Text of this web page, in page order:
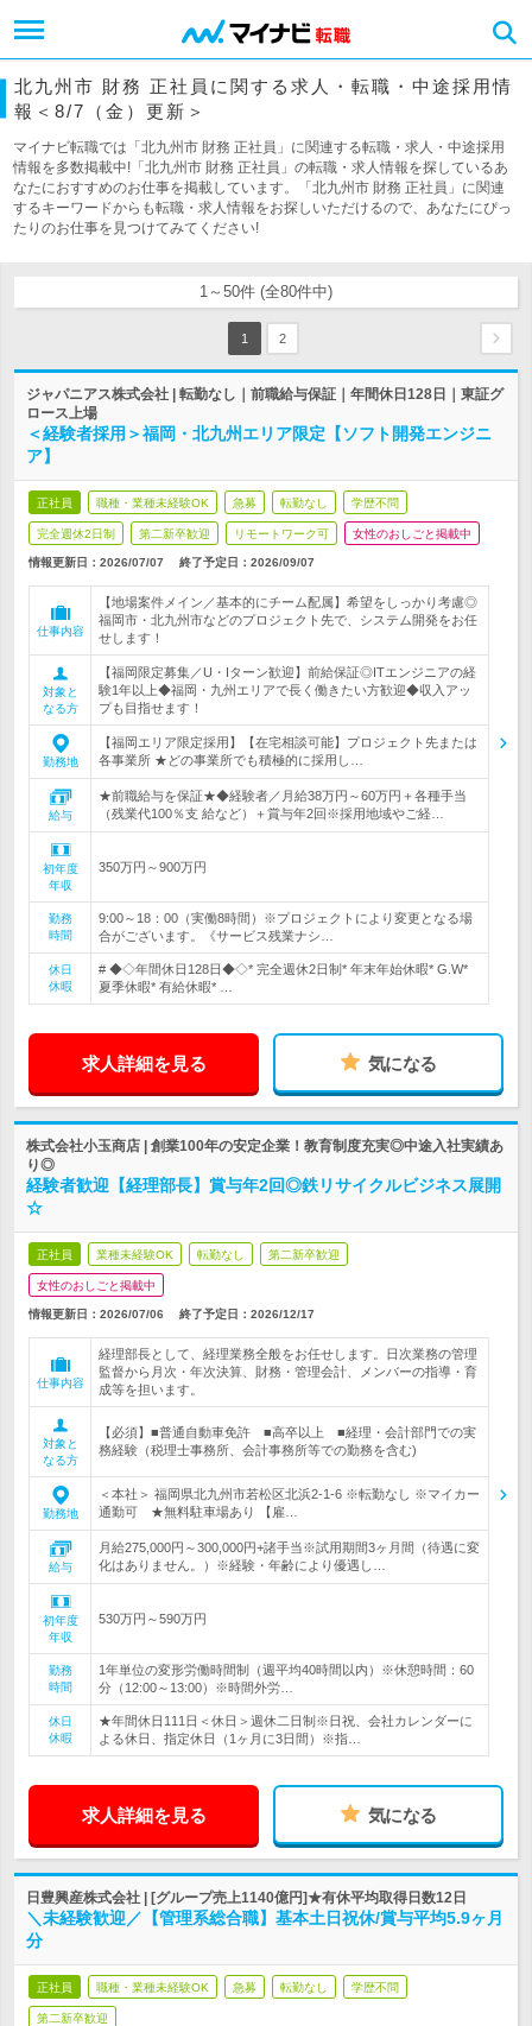
北九州市 財務 正社員に関する求人・転職・中途採用情
報＜8/7（金）更新＞
マイナビ転職では「北九州市 財務 正社員」に関連する転職・求人・中途採用
情報を多数掲載中!「北九州市 財務 正社員」の転職・求人情報を探しているあ
なたにおすすめのお仕事を掲載しています。「北九州市 財務 正社員」に関連
するキーワードからも転職・求人情報をお探しいただけるので、あなたにぴっ
たりのお仕事を見つけてみてください!
1～50件 (全80件中)
1 2
ジャパニアス株式会社 | 転勤なし｜前職給与保証｜年間休日128日｜東証グ
ロース上場
＜経験者採用＞福岡・北九州エリア限定【ソフト開発エンジニ
ア】
正社員 職種・業種未経験OK 急募 転勤なし 学歴不問
完全週休2日制 第二新卒歓迎 リモートワーク可 女性のおしごと掲載中
情報更新日：2026/07/07 終了予定日： 2026/09/07
仕事内容
【地場案件メイン／基本的にチーム配属】希望をしっかり考慮◎
福岡市・北九州市などのプロジェクト先で、システム開発をお任
せします！
対象と
なる方
【福岡限定募集／U・Iターン歓迎】前給保証◎ITエンジニアの経
験1年以上◆福岡・九州エリアで長く働きたい方歓迎◆収入アッ
プも目指せます！
勤務地
【福岡エリア限定採用】【在宅相談可能】プロジェクト先または
各事業所 ★どの事業所でも積極的に採用し…
給与
★前職給与を保証★◆経験者／月給38万円～60万円＋各種手当
（残業代100％支 給など）＋賞与年2回※採用地域やご経…
初年度
年収
350万円～900万円
勤務
時間
9:00～18：00（実働8時間）※プロジェクトにより変更となる場
合がございます。《サービス残業ナシ…
休日
休暇
# ◆◇年間休日128日◆◇* 完全週休2日制* 年末年始休暇* G.W*
夏季休暇* 有給休暇* …
求人詳細を見る 気になる
株式会社小玉商店 | 創業100年の安定企業！教育制度充実◎中途入社実績あ
り◎
経験者歓迎【経理部長】賞与年2回◎鉄リサイクルビジネス展開
☆
正社員 業種未経験OK 転勤なし 第二新卒歓迎
女性のおしごと掲載中
情報更新日：2026/07/06 終了予定日： 2026/12/17
仕事内容
経理部長として、経理業務全般をお任せします。日次業務の管理
監督から月次・年次決算、財務・管理会計、メンバーの指導・育
成等を担います。
対象と
なる方
【必須】■普通自動車免許 ■高卒以上 ■経理・会計部門での実
務経験（税理士事務所、会計事務所等での勤務を含む)
勤務地
＜本社＞ 福岡県北九州市若松区北浜2-1-6 ※転勤なし ※マイカー
通勤可 ★無料駐車場あり 【雇…
給与
月給275,000円～300,000円+諸手当※試用期間3ヶ月間（待遇に変
化はありません。）※経験・年齢により優遇し…
初年度
年収
530万円～590万円
勤務
時間
1年単位の変形労働時間制（週平均40時間以内）※休憩時間：60
分（12:00～13:00）※時間外労…
休日
休暇
★年間休日111日＜休日＞週休二日制※日祝、会社カレンダーに
よる休日、指定休日（1ヶ月に3日間）※指…
求人詳細を見る 気になる
日豊興産株式会社 | [グループ売上1140億円]★有休平均取得日数12日
＼未経験歓迎／【管理系総合職】基本土日祝休/賞与平均5.9ヶ月
分
正社員 職種・業種未経験OK 急募 転勤なし 学歴不問
第二新卒歓迎